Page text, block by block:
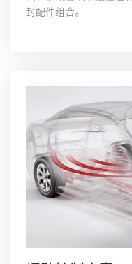
封配件组合。